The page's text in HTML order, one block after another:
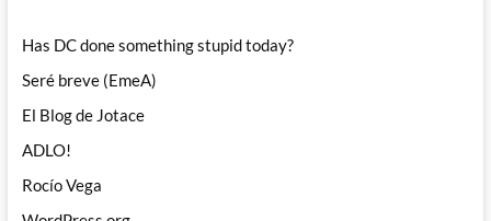
Has DC done something stupid today?
Seré breve (EmeA)
El Blog de Jotace
ADLO!
Rocío Vega